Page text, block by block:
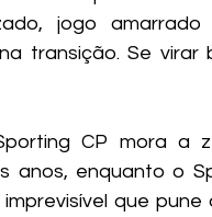
jogo
transição. Se virar
CP mora a
anos, enquanto o
que